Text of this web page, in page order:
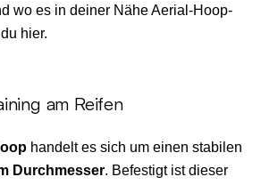
wo es in deiner Nähe Aerial-Hoop-
hier.
am Reifen
handelt es sich um einen stabilen
Durchmesser. Befestigt ist dieser